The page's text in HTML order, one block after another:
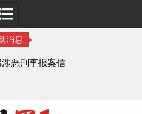
消息
恶刑事报案信